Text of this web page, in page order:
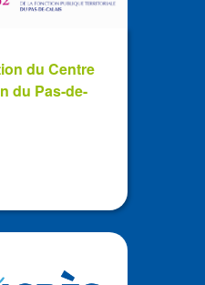
du Centre
du Pas-de-